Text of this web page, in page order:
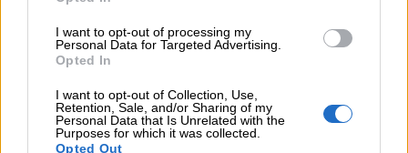
I want to opt-out of processing my
Personal Data for Targeted Advertising.
Opted In
I want to opt-out of Collection, Use,
Retention, Sale, and/or Sharing of my
Personal Data that Is Unrelated with the
Purposes for which it was collected.
Opted Out
Σχετικά προϊόντα